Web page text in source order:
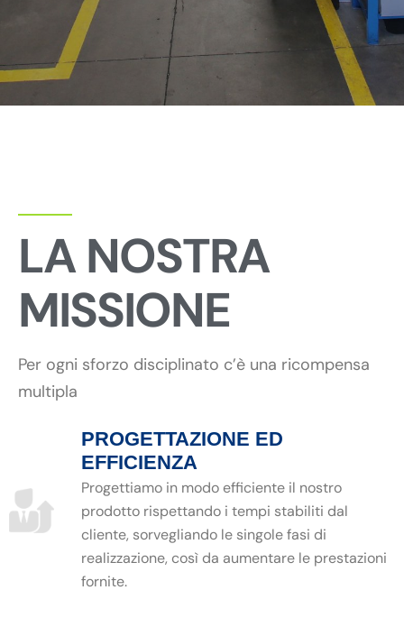
LA NOSTRA
MISSIONE
Per ogni sforzo disciplinato c’è una ricompensa
multipla
PROGETTAZIONE ED
EFFICIENZA
Progettiamo in modo efficiente il nostro
prodotto rispettando i tempi stabiliti dal
cliente, sorvegliando le singole fasi di
realizzazione, così da aumentare le prestazioni
fornite.